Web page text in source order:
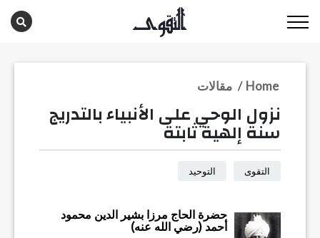
مقالات / Home
نزول الوحي على الأنبياء بالتدريج
سنة إلهية ثابتة
التقوى التوحيد
حضرة الحاج مرزا بشير الدين محمود
أحمد (رضي الله عنه)